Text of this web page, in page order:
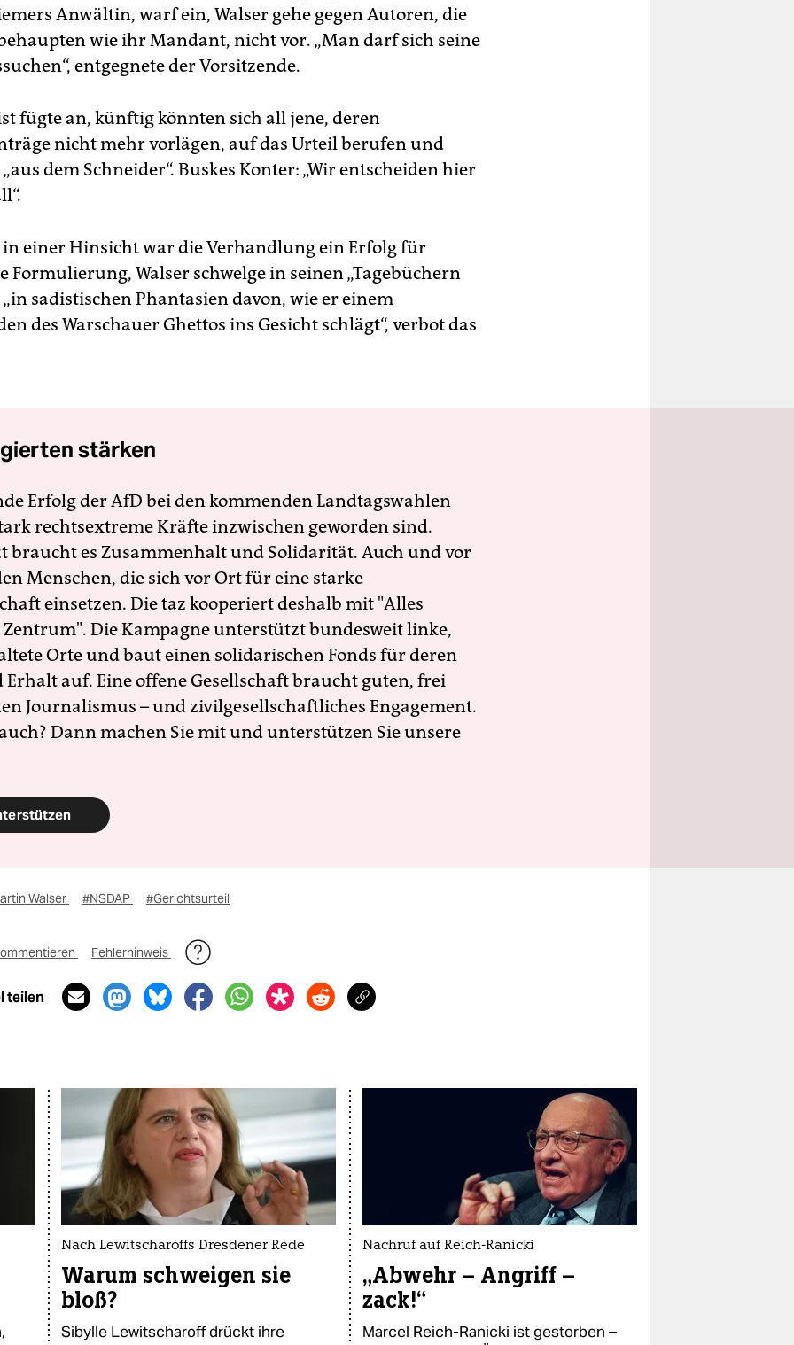
Anwältin, warf ein, Walser gehe gegen Autoren, die
wie ihr Mandant, nicht vor. „Man darf sich seine
entgegnete der Vorsitzende.
fügte an, künftig könnten sich all jene, deren
nicht mehr vorlägen, auf das Urteil berufen und
dem Schneider“. Buskes Konter: „Wir entscheiden hier
einer Hinsicht war die Verhandlung ein Erfolg für
Formulierung, Walser schwelge in seinen „Tagebüchern
„in sadistischen Phantasien davon, wie er einem
des Warschauer Ghettos ins Gesicht schlägt“, verbot das
stärken
Erfolg der AfD bei den kommenden Landtagswahlen
rechtsextreme Kräfte inzwischen geworden sind.
braucht es Zusammenhalt und Solidarität. Auch und vor
Menschen, die sich vor Ort für eine starke
einsetzen. Die taz kooperiert deshalb mit "Alles
Die Kampagne unterstützt bundesweit linke,
Orte und baut einen solidarischen Fonds für deren
Erhalt auf. Eine offene Gesellschaft braucht guten, frei
Journalismus – und zivilgesellschaftliches Engagement.
Dann machen Sie mit und unterstützen Sie unsere
Walser #NSDAP #Gerichtsurteil
Fehlerhinweis
teilen
Nach Lewitscharoffs Dresdener Rede
Warum schweigen sie
bloß?
Sibylle Lewitscharoff drückt ihre
Nachruf auf Reich-Ranicki
„Abwehr – Angriff –
zack!“
Marcel Reich-Ranicki ist gestorben –